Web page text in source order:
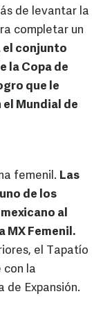
de levantar la
completar un
el conjunto
la Copa de
que le
Mundial de
femenil. Las
de los
al
MX Femenil.
el Tapatío
con la
de Expansión.